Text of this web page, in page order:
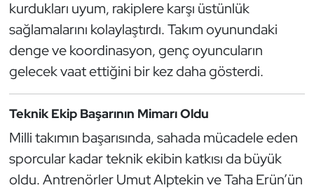
kurdukları uyum, rakiplere karşı üstünlük
sağlamalarını kolaylaştırdı. Takım oyunundaki
denge ve koordinasyon, genç oyuncuların
gelecek vaat ettiğini bir kez daha gösterdi.
Teknik Ekip Başarının Mimarı Oldu
Milli takımın başarısında, sahada mücadele eden
sporcular kadar teknik ekibin katkısı da büyük
oldu. Antrenörler Umut Alptekin ve Taha Erün’ün
Optimist
Oryantiring
Özel Sporcular
Paralimpik
Ragbi